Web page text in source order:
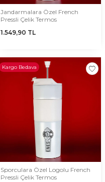
Jandarmalara Özel French
Pressli Çelik Termos
1.549,90 TL
Kargo Bedava
Sporculara Özel Logolu French
Pressli Çelik Termos